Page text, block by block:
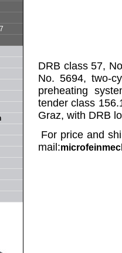
DRB class 57,
No. 5694, two-
preheating
tender class
Graz, with DRB
For price and
mail: